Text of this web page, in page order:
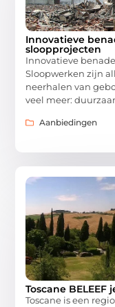
Innovatieve
sloopprojecten
Innovatieve
Sloopwerken zijn
neerhalen van
veel meer:
Aanbiedingen
Toscane BELEEF
Toscane is een